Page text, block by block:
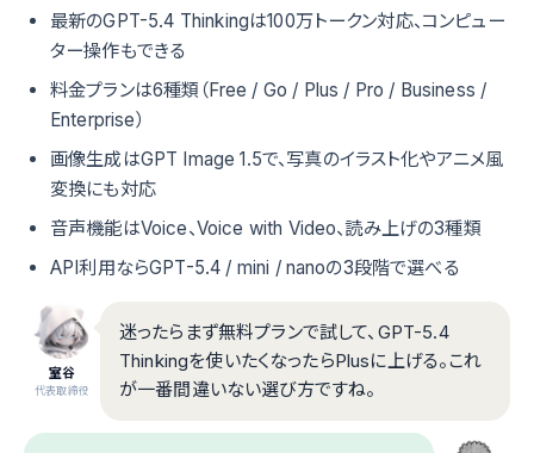
最新のGPT-5.4 Thinkingは100万トークン対応、コンピュー
ター操作もできる
料金プランは6種類（Free / Go / Plus / Pro / Business /
Enterprise）
画像生成はGPT Image 1.5で、写真のイラスト化やアニメ風
変換にも対応
音声機能はVoice、Voice with Video、読み上げの3種類
API利用ならGPT-5.4 / mini / nanoの3段階で選べる
室谷
代表取締役
迷ったらまず無料プランで試して、GPT-5.4
Thinkingを使いたくなったらPlusに上げる。これ
が一番間違いない選び方ですね。